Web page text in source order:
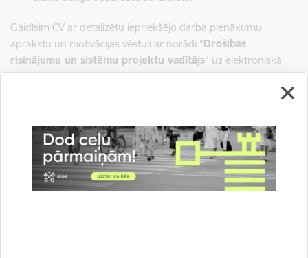
Gaidīsim CV ar detalizētu iepriekšējo darba pienākumu
aprakstu un motivācijas vēstuli ar norādi “Drošības
risinājumu un sistēmu projektu vadītājs” uz elektroniskā
pasta adresivakance@rigasnami.lv līdz 2026.gada 21.
SIA „Rīgas nami” informē, ka tā veiks Jūsu iesniegto personas
datu apstrādi, lai nodrošinātu šī amata konkursa norisi un
Jūsu piedalīšanos tajā. Jūsu personas dati tiks apstrādāti
atbilstoši fizisko personu datu aizsardzības regulējuma
prasībām. Piesakoties konkursam, Jūs piekrītat savu datu